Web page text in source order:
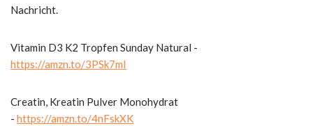
Nachricht.
Vitamin D3 K2 Tropfen Sunday Natural -
https://amzn.to/3PSk7mI
Creatin, Kreatin Pulver Monohydrat
- https://amzn.to/4nFskXK